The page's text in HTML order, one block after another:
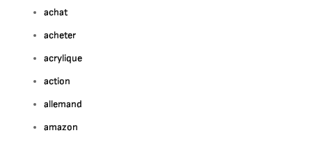
achat
acheter
acrylique
action
allemand
amazon